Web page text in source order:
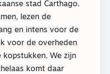
stad Carthago.
lezen de
en intens voor de
voor de overheden
We zijn
komt daar